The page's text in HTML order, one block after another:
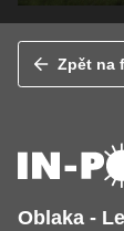
Zpět na
Oblaka -